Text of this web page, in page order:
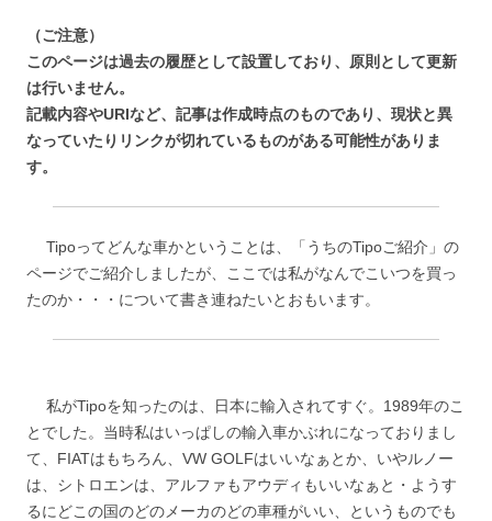
（ご注意）
このページは過去の履歴として設置しており、原則として更新
は行いません。
記載内容やURIなど、記事は作成時点のものであり、現状と異
なっていたりリンクが切れているものがある可能性がありま
す。
Tipoってどんな車かということは、「うちのTipoご紹介」の
ページでご紹介しましたが、ここでは私がなんでこいつを買っ
たのか・・・について書き連ねたいとおもいます。
私がTipoを知ったのは、日本に輸入されてすぐ。1989年のこ
とでした。当時私はいっぱしの輸入車かぶれになっておりまし
て、FIATはもちろん、VW GOLFはいいなぁとか、いやルノー
は、シトロエンは、アルファもアウディもいいなぁと・ようす
るにどこの国のどのメーカのどの車種がいい、というものでも